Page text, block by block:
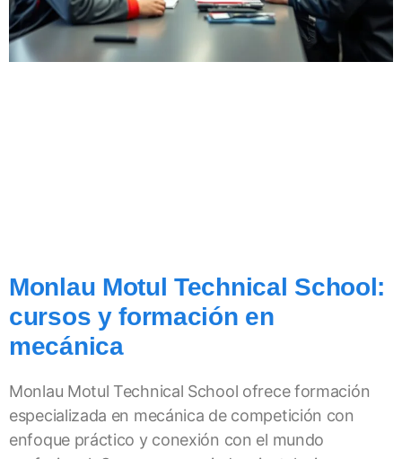
Monlau Motul Technical School:
cursos y formación en
mecánica
Monlau Motul Technical School ofrece formación
especializada en mecánica de competición con
enfoque práctico y conexión con el mundo